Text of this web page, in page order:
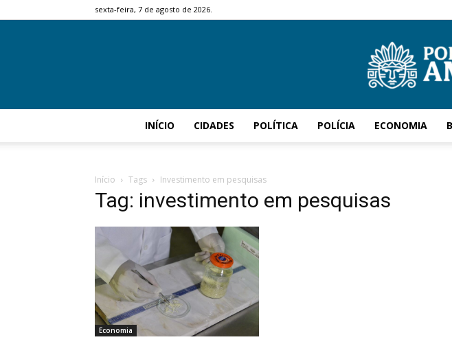
sexta-feira, 7 de agosto de 2026.
INÍCIO CIDADES POLÍTICA POLÍCIA ECONOMIA
Início Tags Investimento em pesquisas
Tag: investimento em pesquisas
Economia